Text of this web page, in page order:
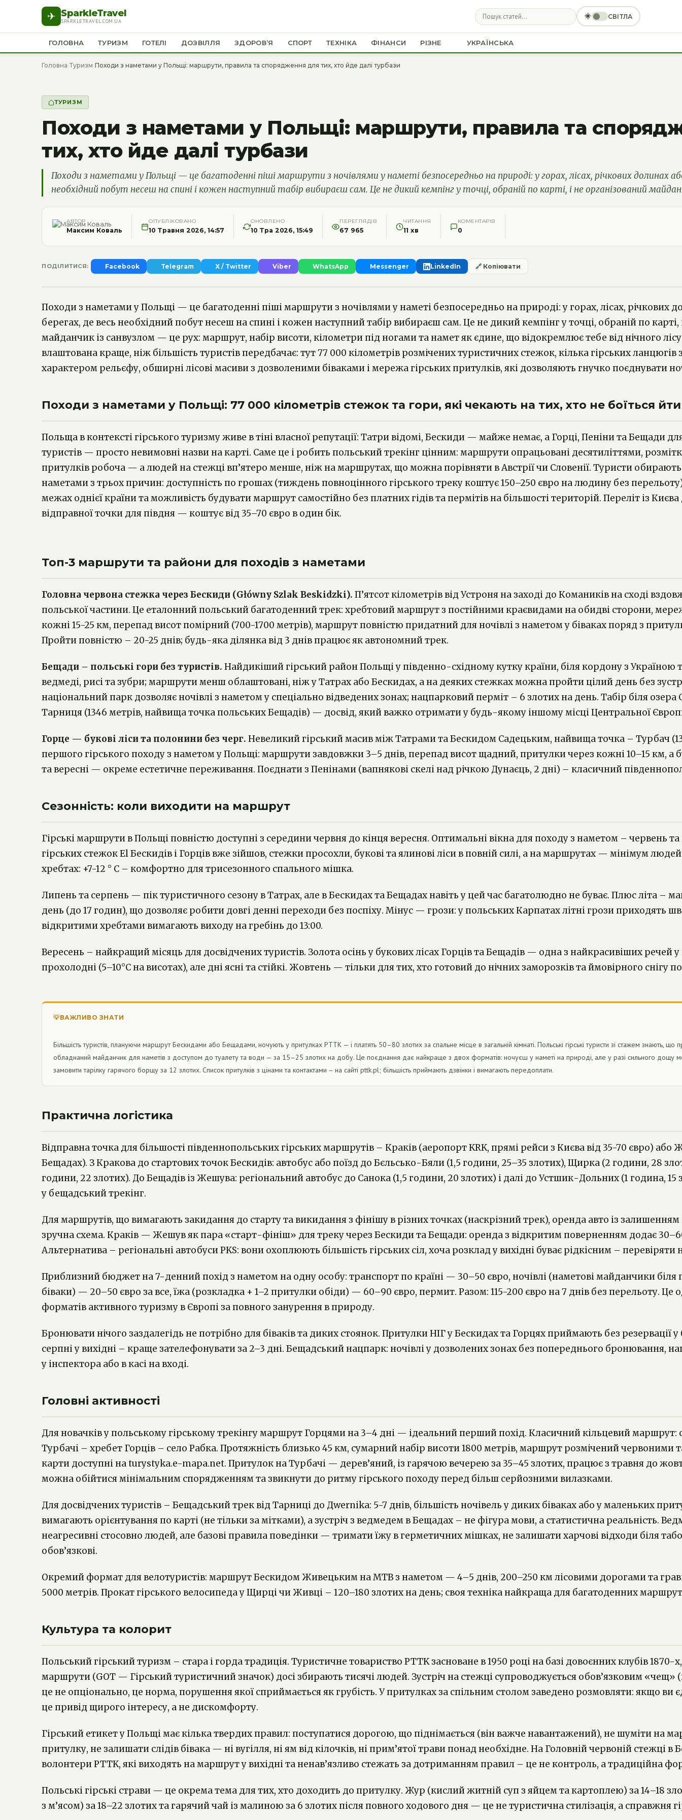
✈ SparkleTravel
SPARKLETRAVEL.COM.UA
☀️ СВІТЛА
ГОЛОВНА ТУРИЗМ ГОТЕЛІ ДОЗВІЛЛЯ ЗДОРОВ’Я СПОРТ ТЕХНІКА ФІНАНСИ РІЗНЕ УКРАЇНСЬКА
Головна ›Туризм ›Походи з наметами у Польщі: маршрути, правила та спорядження для тих, хто йде далі турбази
ТУРИЗМ
Походи з наметами у Польщі: маршрути, правила та
тих, хто йде далі турбази
Походи з наметами у Польщі — це багатоденні піші маршрути з ночівлями у наметі безпосередньо на природі: у горах, лісах, річкових долинах
необхідний побут несеш на спині і кожен наступний табір вибираєш сам. Це не дикий кемпінг у точці, обраній по карті, і не організований
АВТОР
Максим Коваль
ОПУБЛІКОВАНО
10 Травня 2026, 14:57
ОНОВЛЕНО
10 Тра 2026, 15:49
ПЕРЕГЛЯДІВ
67 965
ЧИТАННЯ
11 хв
КОМЕНТАРІВ
0
ПОДІЛИТИСЯ: Facebook Telegram X / Twitter Viber WhatsApp Messenger LinkedIn 🔗 Копіювати
Походи з наметами у Польщі — це багатоденні піші маршрути з ночівлями у наметі безпосередньо на природі: у горах, лісах, річкових
берегах, де весь необхідний побут несеш на спині і кожен наступний табір вибираєш сам. Це не дикий кемпінг у точці, обраній по карті,
майданчик із санвузлом — це рух: маршрут, набір висоти, кілометри під ногами та намет як єдине, що відокремлює тебе від нічного
влаштована краще, ніж більшість туристів передбачає: тут 77 000 кілометрів розмічених туристичних стежок, кілька гірських
характером рельєфу, обширні лісові масиви з дозволеними біваками і мережа гірських притулків, які дозволяють гнучко поєднувати
Походи з наметами у Польщі: 77 000 кілометрів стежок та гори, які чекають на тих, хто не боїться йти
Польща в контексті гірського туризму живе в тіні власної репутації: Татри відомі, Бескиди — майже немає, а Горці, Пеніни та Бещади
туристів — просто невимовні назви на карті. Саме це і робить польський трекінг цінним: маршрути опрацьовані десятиліттями,
притулків робоча — а людей на стежці вп’ятеро менше, ніж на маршрутах, що можна порівняти в Австрії чи Словенії. Туристи
наметами з трьох причин: доступність по грошах (тиждень повноцінного гірського треку коштує 150–250 євро на людину без
межах однієї країни та можливість будувати маршрут самостійно без платних гідів та пермітів на більшості територій. Переліт із
відправної точки для півдня — коштує від 35–70 євро в один бік.
Топ-3 маршрути та райони для походів з наметами
Головна червона стежка через Бескиди (Główny Szlak Beskidzki). П’ятсот кілометрів від Устроня на заході до Комаників на сході
польської частини. Це еталонний польський багатоденний трек: хребтовий маршрут з постійними краєвидами на обидві сторони,
кожні 15-25 км, перепад висот помірний (700-1700 метрів), маршрут повністю придатний для ночівлі з наметом у біваках поряд з
Пройти повністю – 20-25 днів; будь-яка ділянка від 3 днів працює як автономний трек.
Бещади – польські гори без туристів. Найдикіший гірський район Польщі у південно-східному кутку країни, біля кордону з Україною
ведмеді, рисі та зубри; маршрути менш облаштовані, ніж у Татрах або Бескидах, а на деяких стежках можна пройти цілий день без
національний парк дозволяє ночівлі з наметом у спеціально відведених зонах; нацпарковий перміт – 6 злотих на день. Табір біля озера
Тарниця (1346 метрів, найвища точка польських Бещадів) — досвід, який важко отримати у будь-якому іншому місці Центральної
Горце — букові ліси та полонини без черг. Невеликий гірський масив між Татрами та Бескидом Садецьким, найвища точка – Турбач
першого гірського походу з наметом у Польщі: маршрути завдовжки 3–5 днів, перепад висот щадний, притулки через кожні 10–15 км, а
та вересні — окреме естетичне переживання. Поєднати з Пенінами (вапнякові скелі над річкою Дунаєць, 2 дні) – класичний
Сезонність: коли виходити на маршрут
Гірські маршрути в Польщі повністю доступні з середини червня до кінця вересня. Оптимальні вікна для походу з наметом – червень та
гірських стежок El Бескидів і Горців вже зійшов, стежки просохли, букові та ялинові ліси в повній силі, а на маршрутах — мінімум
хребтах: +7-12 ° C – комфортно для трисезонного спального мішка.
Липень та серпень — пік туристичного сезону в Татрах, але в Бескидах та Бещадах навіть у цей час багатолюдно не буває. Плюс літа –
день (до 17 годин), що дозволяє робити довгі денні переходи без поспіху. Мінус — грози: у польських Карпатах літні грози приходять
відкритими хребтами вимагають виходу на гребінь до 13:00.
Вересень – найкращий місяць для досвідчених туристів. Золота осінь у букових лісах Горців та Бещадів — одна з найкрасивіших речей
прохолодні (5–10°C на висотах), але дні ясні та стійкі. Жовтень — тільки для тих, хто готовий до нічних заморозків та ймовірного снігу
💡ВАЖЛИВО ЗНАТИ
Більшість туристів, плануючи маршрут Бескидами або Бещадами, ночують у притулках PTTK — і платять 50–80 злотих за спальне місце в загальній кімнаті. Польські гірські туристи зі стажем знають,
обладнаний майданчик для наметів з доступом до туалету та води — за 15–25 злотих на добу. Це поєднання дає найкраще з двох форматів: ночуєш у наметі на природі, але у разі сильного дощу
замовити тарілку гарячого борщу за 12 злотих. Список притулків з цінами та контактами – на сайті pttk.pl; більшість приймають дзвінки і вимагають передоплати.
Практична логістика
Відправна точка для більшості південнопольських гірських маршрутів – Краків (аеропорт KRK, прямі рейси з Києва від 35-70 євро)
Бещадах). З Кракова до стартових точок Бескидів: автобус або поїзд до Бєльсько-Бяли (1,5 години, 25–35 злотих), Щирка (2 години, 28
години, 22 злотих). До Бещадів із Жешува: регіональний автобус до Санока (1,5 години, 20 злотих) і далі до Устшик-Дольних (1 година,
у бещадський трекінг.
Для маршрутів, що вимагають закидання до старту та викидання з фінішу в різних точках (наскрізний трек), оренда авто із
зручна схема. Краків — Жешув як пара «старт-фініш» для треку через Бескиди та Бещади: оренда з відкритим поверненням додає
Альтернатива – регіональні автобуси PKS: вони охоплюють більшість гірських сіл, хоча розклад у вихідні буває рідкісним –
Приблизний бюджет на 7-денний похід з наметом на одну особу: транспорт по країні — 30–50 євро, ночівлі (наметові майданчики біля
біваки) — 20–50 євро за все, їжа (розкладка + 1–2 притулки обіди) — 60–90 євро, пермит. Разом: 115-200 євро на 7 днів без перельоту.
форматів активного туризму в Європі за повного занурення в природу.
Бронювати нічого заздалегідь не потрібно для біваків та диких стоянок. Притулки НІГ у Бескидах та Горцях приймають без резервації у
серпні у вихідні – краще зателефонувати за 2–3 дні. Бещадський нацпарк: ночівлі у дозволених зонах без попереднього бронювання,
у інспектора або в касі на вході.
Головні активності
Для новачків у польському гірському трекінгу маршрут Горцями на 3–4 дні — ідеальний перший похід. Класичний кільцевий
Турбачі – хребет Горців – село Рабка. Протяжність близько 45 км, сумарний набір висоти 1800 метрів, маршрут розмічений червоними
карти доступні на turystyka.e-mapa.net. Притулок на Турбачі — дерев’яний, із гарячою вечерею за 35–45 злотих, працює з травня до
можна обійтися мінімальним спорядженням та звикнути до ритму гірського походу перед більш серйозними вилазками.
Для досвідчених туристів – Бещадський трек від Тарниці до Дwernika: 5-7 днів, більшість ночівель у диких біваках або у маленьких
вимагають орієнтування по карті (не тільки за мітками), а зустріч з ведмедем в Бещадах – не фігура мови, а статистична реальність.
неагресивні стосовно людей, але базові правила поведінки — тримати їжу в герметичних мішках, не залишати харчові відходи біля
обов’язкові.
Окремий формат для велотуристів: маршрут Бескидом Живецьким на MTB з наметом — 4–5 днів, 200–250 км лісовими дорогами та
5000 метрів. Прокат гірського велосипеда у Щирці чи Живці – 120–180 злотих на день; своя техніка найкраща для багатоденних
Культура та колорит
Польський гірський туризм – стара і горда традиція. Туристичне товариство PTTK засноване в 1950 році на базі довоєнних клубів 1870-
маршрути (GOT — Гірський туристичний значок) досі збирають тисячі людей. Зустріч на стежці супроводжується обов’язковим
це не опціонально, це норма, порушення якої сприймається як грубість. У притулках за спільним столом заведено розмовляти: якщо
це привід щирого інтересу, а не дискомфорту.
Гірський етикет у Польщі має кілька твердих правил: поступатися дорогою, що піднімається (він важче навантажений), не шуміти на
притулку, не залишати слідів бівака — ні вугілля, ні ям від кілочків, ні прим’ятої трави понад необхідне. На Головній червоній стежці
волонтери PTTK, які виходять на маршрут у вихідні та ненав’язливо стежать за дотриманням правил – це не контроль, а традиційна
Польські гірські страви — це окрема тема для тих, хто доходить до притулку. Жур (кислий житній суп з яйцем та картоплею) за 14–18
з м’ясом) за 18–22 злотих та гарячий чай із малиною за 6 злотих після повного ходового дня — це не туристична стилізація, а справжня